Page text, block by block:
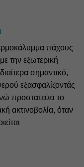
πάχους
την εξωτερική
σημαντικό,
εξασφαλίζοντάς
προστατεύει το
ακτινοβολία, όταν